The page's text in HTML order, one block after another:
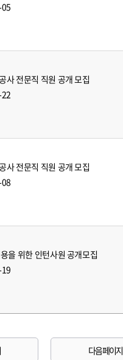
사 전문직 직원 공개 모집
사 전문직 직원 공개 모집
을 위한 인턴사원 공개모집
다음 페이지